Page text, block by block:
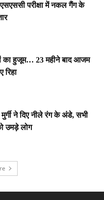
परीक्षा में नकल गैंग के
का हुजूम… 23 महीने बाद आजम
ने दिए नीले रंग के अंडे, सभी
उमड़े लोग